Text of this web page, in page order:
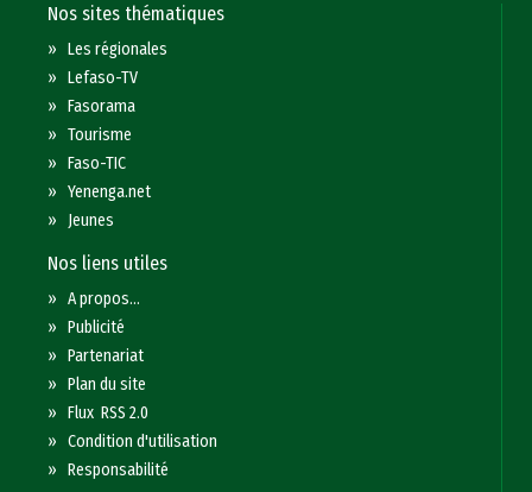
Nos sites thématiques
»Les régionales
»Lefaso-TV
»Fasorama
»Tourisme
»Faso-TIC
»Yenenga.net
» Jeunes
Nos liens utiles
»A propos...
»Publicité
»Partenariat
»Plan du site
»Flux RSS 2.0
»Condition d'utilisation
»Responsabilité